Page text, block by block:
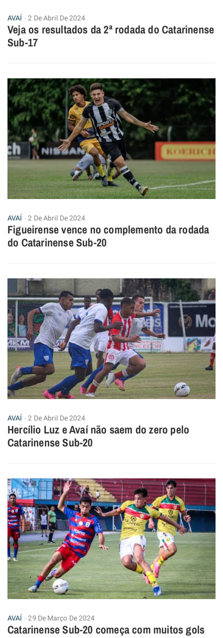
AVAÍ 2 De Abril De 2024
Veja os resultados da 2ª rodada do Catarinense
Sub-17
AVAÍ 2 De Abril De 2024
Figueirense vence no complemento da rodada
do Catarinense Sub-20
AVAÍ 2 De Abril De 2024
Hercílio Luz e Avaí não saem do zero pelo
Catarinense Sub-20
AVAÍ 29 De Março De 2024
Catarinense Sub-20 começa com muitos gols